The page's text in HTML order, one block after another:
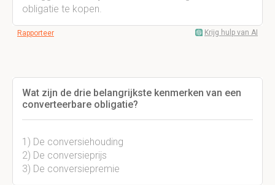
obligatie te kopen.
Rapporteer Krijg hulp van AI
Wat zijn de drie belangrijkste kenmerken van een
converteerbare obligatie?
1) De conversiehouding
2) De conversieprijs
3) De conversiepremie